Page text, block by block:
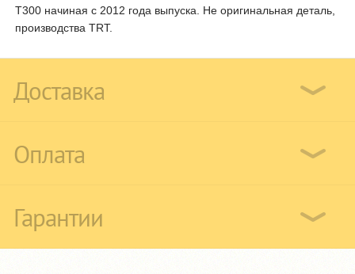
T300 начиная с 2012 года выпуска. Не оригинальная деталь,
производства TRT.
Доставка
Оплата
Гарантии